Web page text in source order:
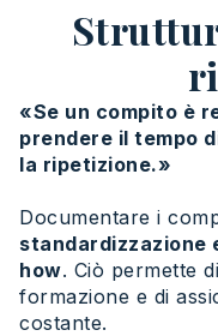
«Se un compito è
prendere il tempo
la ripetizione.»
Documentare i
standardizzazione
how. Ciò permette
formazione e di
costante.